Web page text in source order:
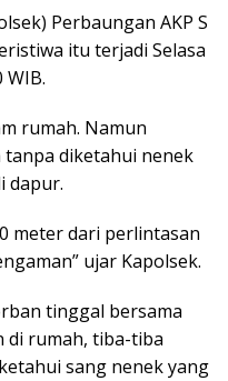
Perbaungan AKP S
itu terjadi Selasa
rumah. Namun
diketahui nenek
dapur.
meter dari perlintasan
ujar Kapolsek.
tinggal bersama
di rumah, tiba-tiba
sang nenek yang